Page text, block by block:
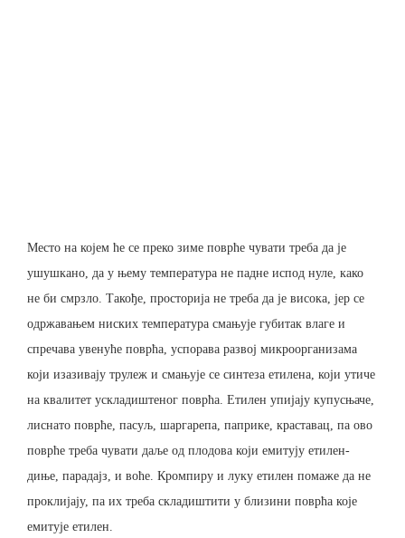
Место на којем ће се преко зиме поврће чувати треба да је
ушушкано, да у њему температура не падне испод нуле, како
не би смрзло. Такође, просторија не треба да је висока, јер се
одржавањем ниских температура смањује губитак влаге и
спречава увенуће поврћа, успорава развој микроорганизама
који изазивају трулеж и смањује се синтеза етилена, који утиче
на квалитет ускладиштеног поврћа. Етилен упијају купусњаче,
лиснато поврће, пасуљ, шаргарепа, паприке, краставац, па ово
поврће треба чувати даље од плодова који емитују етилен-
диње, парадајз, и воће. Кромпиру и луку етилен помаже да не
проклијају, па их треба складиштити у близини поврћа које
емитује етилен.